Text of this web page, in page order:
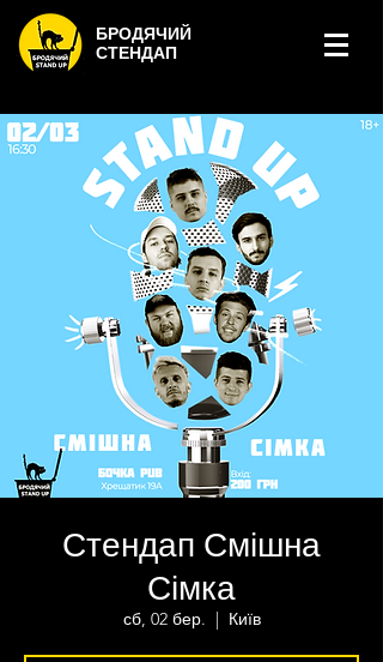
БРОДЯЧИЙ
СТЕНДАП
Стендап Смішна
Сімка
сб, 02 бер.
  |
Київ